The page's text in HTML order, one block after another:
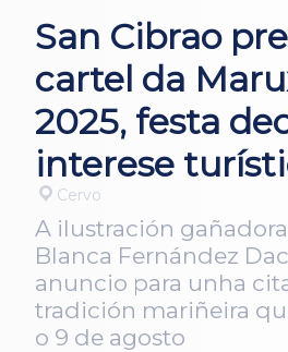
San Cibrao
cartel da
2025, festa
interese
Cervo
A ilustración
Blanca Fernández
anuncio para unha
tradición mariñeira
o 9 de agosto